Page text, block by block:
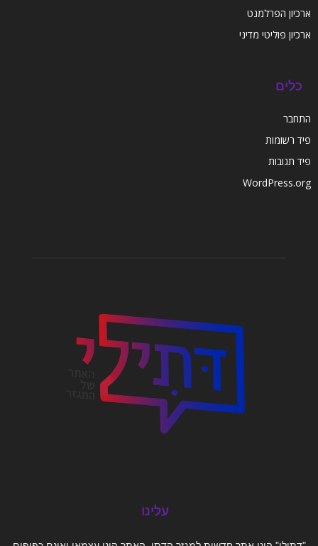
ארכיון הפרלמנט
ארכיון פוליטי מדיני
כלים
התחבר
פיד רשומות
פיד תגובות
WordPress.org
עלינו